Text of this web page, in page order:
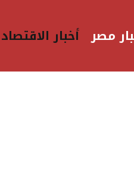
مصر أخبار الاقتصاد